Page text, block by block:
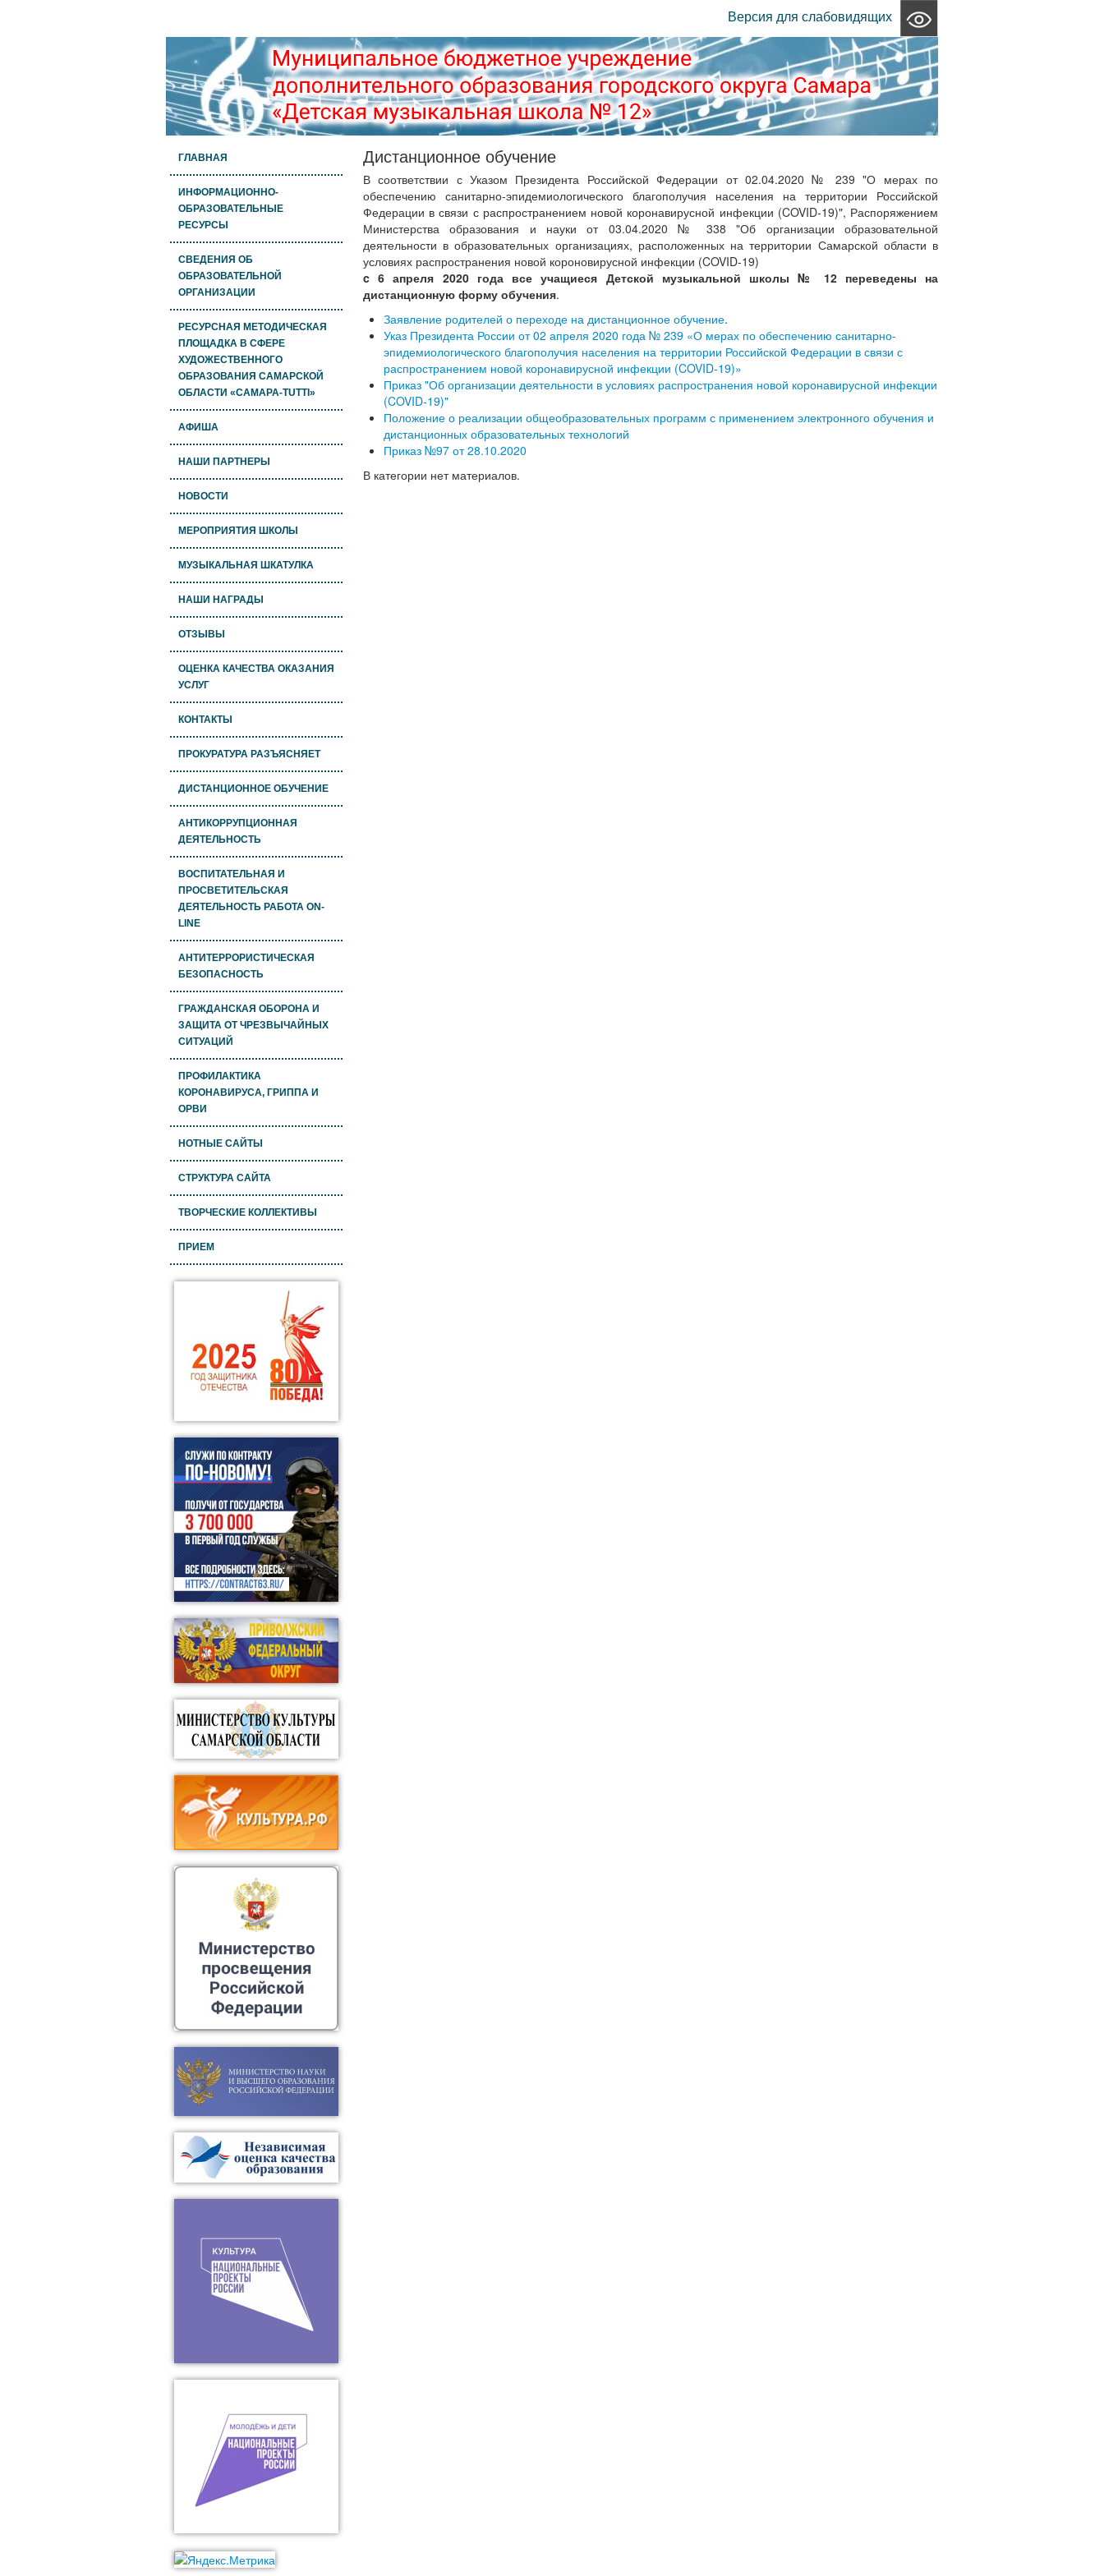
Версия для слабовидящих
ГЛАВНАЯ
ИНФОРМАЦИОННО-
ОБРАЗОВАТЕЛЬНЫЕ
РЕСУРСЫ
СВЕДЕНИЯ ОБ
ОБРАЗОВАТЕЛЬНОЙ
ОРГАНИЗАЦИИ
РЕСУРСНАЯ МЕТОДИЧЕСКАЯ
ПЛОЩАДКА В СФЕРЕ
ХУДОЖЕСТВЕННОГО
ОБРАЗОВАНИЯ САМАРСКОЙ
ОБЛАСТИ «САМАРА-TUTTI»
АФИША
НАШИ ПАРТНЕРЫ
НОВОСТИ
МЕРОПРИЯТИЯ ШКОЛЫ
МУЗЫКАЛЬНАЯ ШКАТУЛКА
НАШИ НАГРАДЫ
ОТЗЫВЫ
ОЦЕНКА КАЧЕСТВА ОКАЗАНИЯ
УСЛУГ
КОНТАКТЫ
ПРОКУРАТУРА РАЗЪЯСНЯЕТ
ДИСТАНЦИОННОЕ ОБУЧЕНИЕ
АНТИКОРРУПЦИОННАЯ
ДЕЯТЕЛЬНОСТЬ
ВОСПИТАТЕЛЬНАЯ И
ПРОСВЕТИТЕЛЬСКАЯ
ДЕЯТЕЛЬНОСТЬ РАБОТА ON-
LINE
АНТИТЕРРОРИСТИЧЕСКАЯ
БЕЗОПАСНОСТЬ
ГРАЖДАНСКАЯ ОБОРОНА И
ЗАЩИТА ОТ ЧРЕЗВЫЧАЙНЫХ
СИТУАЦИЙ
ПРОФИЛАКТИКА
КОРОНАВИРУСА, ГРИППА И
ОРВИ
НОТНЫЕ САЙТЫ
СТРУКТУРА САЙТА
ТВОРЧЕСКИЕ КОЛЛЕКТИВЫ
ПРИЕМ
Дистанционное обучение
В соответствии с Указом Президента Российской Федерации от 02.04.2020 № 239 "О мерах по
обеспечению санитарно-эпидемиологического благополучия населения на территории Российской
Федерации в связи с распространением новой коронавирусной инфекции (COVID-19)", Распоряжением
Министерства образования и науки от 03.04.2020 № 338 "Об организации образовательной
деятельности в образовательных организациях, расположенных на территории Самарской области в
условиях распространения новой короновирусной инфекции (COVID-19)
c 6 апреля 2020 года все учащиеся Детской музыкальной школы № 12 переведены на
дистанционную форму обучения.
Заявление родителей о переходе на дистанционное обучение.
Указ Президента России от 02 апреля 2020 года № 239 «О мерах по обеспечению санитарно-
эпидемиологического благополучия населения на территории Российской Федерации в связи с
распространением новой коронавирусной инфекции (COVID-19)»
Приказ "Об организации деятельности в условиях распространения новой коронавирусной инфекции
(COVID-19)"
Положение о реализации общеобразовательных программ с применением электронного обучения и
дистанционных образовательных технологий
Приказ №97 от 28.10.2020
В категории нет материалов.